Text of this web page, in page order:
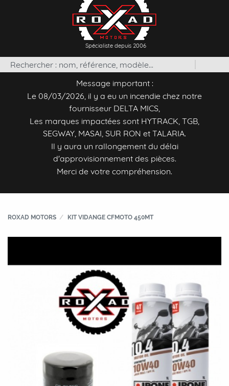
Spécialiste depuis 2006
Message important :
Le 08/03/2026, il y a eu un incendie chez notre
fournisseur DELTA MICS,
Les marques impactées sont HYTRACK, TGB,
SEGWAY, MASAI, SUR RON et TALARIA.
Il y aura un rallongement du délai
d'approvisionnement des pièces.
Merci de votre compréhension.
ROXAD MOTORS KIT VIDANGE CFMOTO 450MT